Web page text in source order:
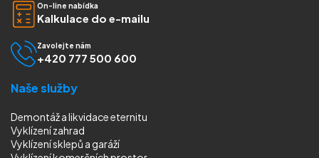
On-line nabídka
Kalkulace do e-mailu
Zavolejte nám
+420 777 500 600
Naše služby
Demontáž a likvidace eternitu
Vyklízení zahrad
Vyklízení sklepů a garáží